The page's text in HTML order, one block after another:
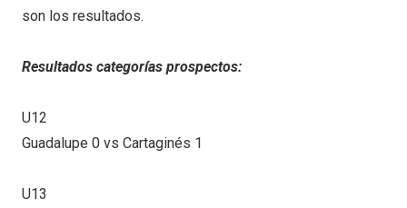
son los resultados.
Resultados categorías prospectos:
U12
Guadalupe 0 vs Cartaginés 1
U13